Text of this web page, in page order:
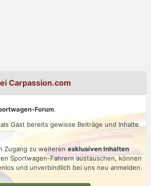
Carpassion.com
Forum.
Gast bereits gewisse Beiträge und Inhalte
Zugang zu weiterenexklusiven Inhalten
Sportwagen-Fahrern austauschen, können
und unverbindlich bei uns neu anmelden.